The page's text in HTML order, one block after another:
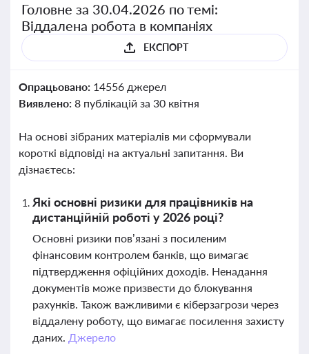
Головне за 30.04.2026 по темі:
Віддалена робота в компаніях
ЕКСПОРТ
Опрацьовано: 14556 джерел
Виявлено: 8 публікацій за 30 квітня
На основі зібраних матеріалів ми сформували
короткі відповіді на актуальні запитання. Ви
дізнаєтесь:
Які основні ризики для працівників на
дистанційній роботі у 2026 році?
Основні ризики пов’язані з посиленим
фінансовим контролем банків, що вимагає
підтвердження офіційних доходів. Ненадання
документів може призвести до блокування
рахунків. Також важливими є кіберзагрози через
віддалену роботу, що вимагає посилення захисту
даних. Джерело